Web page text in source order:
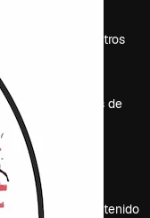
Sobre nosotros
Tendencias de
Slidesgo
Vender contenido